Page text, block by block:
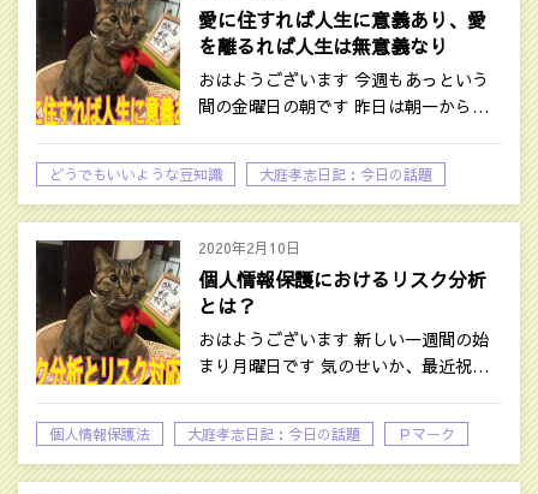
愛に住すれば人生に意義あり、愛
を離るれば人生は無意義なり
おはようございます 今週もあっという
間の金曜日の朝です 昨日は朝一から…
どうでもいいような豆知識 大庭孝志日記：今日の話題
2020年2月10日
個人情報保護におけるリスク分析
とは？
おはようございます 新しい一週間の始
まり月曜日です 気のせいか、最近祝…
個人情報保護法 大庭孝志日記：今日の話題 Ｐマーク